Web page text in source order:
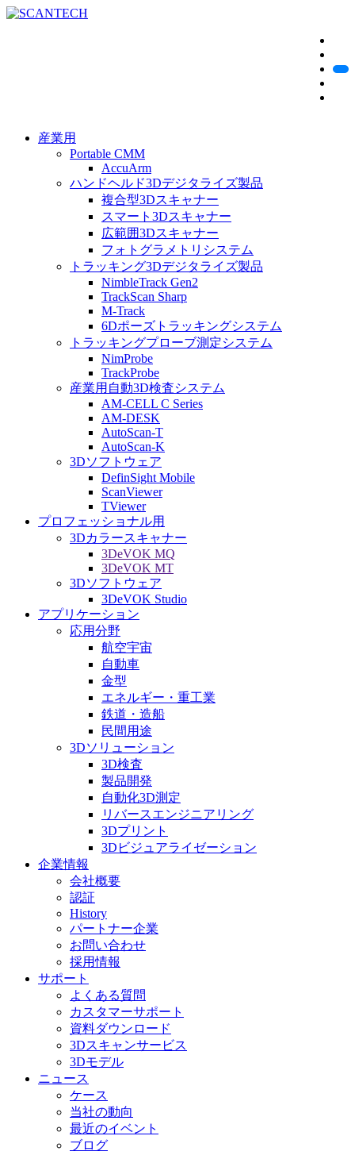
産業用
Portable CMM
AccuArm
ハンドヘルド3Dデジタライズ製品
複合型3Dスキャナー
スマート3Dスキャナー
広範囲3Dスキャナー
フォトグラメトリシステム
トラッキング3Dデジタライズ製品
NimbleTrack Gen2
TrackScan Sharp
M-Track
6Dポーズトラッキングシステム
トラッキングプローブ測定システム
NimProbe
TrackProbe
産業用自動3D検査システム
AM-CELL C Series
AM-DESK
AutoScan-T
AutoScan-K
3Dソフトウェア
DefinSight Mobile
ScanViewer
TViewer
プロフェッショナル用
3Dカラースキャナー
3DeVOK MQ
3DeVOK MT
3Dソフトウェア
3DeVOK Studio
アプリケーション
応用分野
航空宇宙
自動車
金型
エネルギー・重工業
鉄道・造船
民間用途
3Dソリューション
3D検査
製品開発
自動化3D測定
リバースエンジニアリング
3Dプリント
3Dビジュアライゼーション
企業情報
会社概要
認証
History
パートナー企業
お問い合わせ
採用情報
サポート
よくある質問
カスタマーサポート
資料ダウンロード
3Dスキャンサービス
3Dモデル
ニュース
ケース
当社の動向
最近のイベント
ブログ